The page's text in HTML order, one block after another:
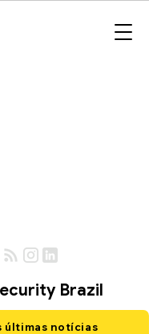
Brazil
últimas notícias